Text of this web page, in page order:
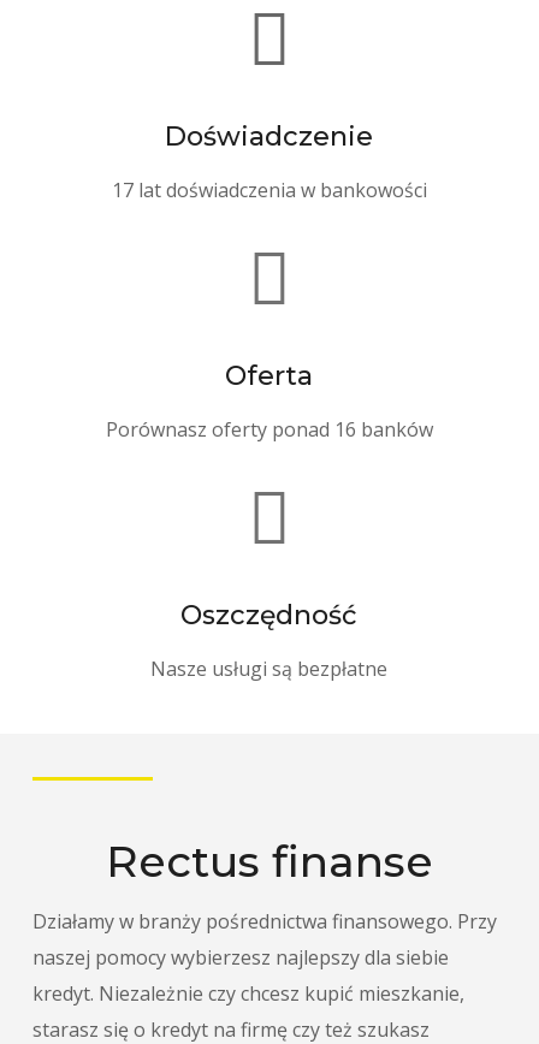

Doświadczenie
17 lat doświadczenia w bankowości

Oferta
Porównasz oferty ponad 16 banków

Oszczędność
Nasze usługi są bezpłatne
Rectus finanse
Działamy w branży pośrednictwa finansowego. Przy
naszej pomocy wybierzesz najlepszy dla siebie
kredyt. Niezależnie czy chcesz kupić mieszkanie,
starasz się o kredyt na firmę czy też szukasz